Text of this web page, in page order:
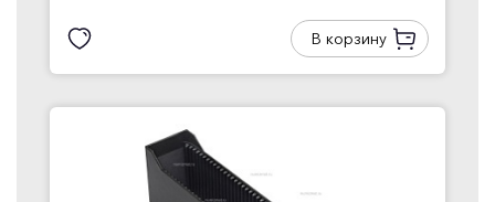
В корзину